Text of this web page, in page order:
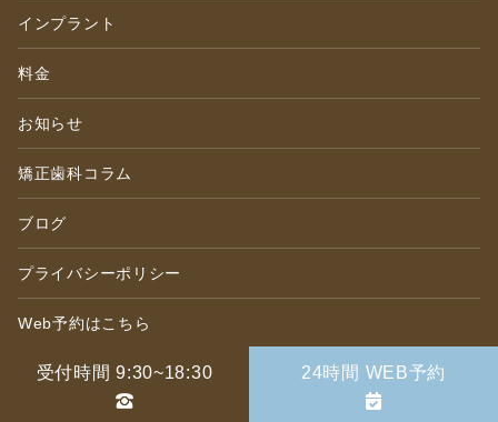
受付時間 9:30~18:30 24時間 WEB予約
インプラント
料金
お知らせ
矯正歯科コラム
ブログ
プライバシーポリシー
Web予約はこちら